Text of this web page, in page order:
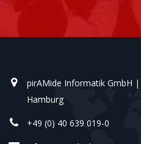
pirAMide Informatik GmbH
Hamburg
+49 (0) 40 639 019-0